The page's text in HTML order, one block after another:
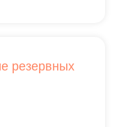
резервных